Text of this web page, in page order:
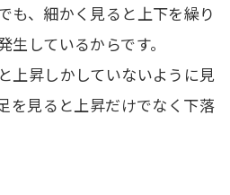
も、細かく見ると上下を繰り
しているからです。
上昇しかしていないように見
を見ると上昇だけでなく下落